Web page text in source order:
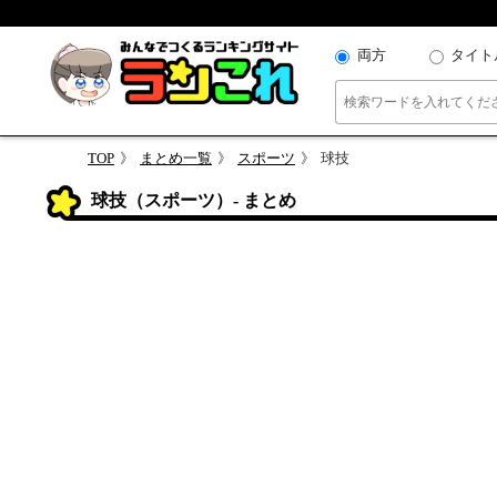
両方 タイト
TOP まとめ一覧 スポーツ 球技
球技（スポーツ）- まとめ